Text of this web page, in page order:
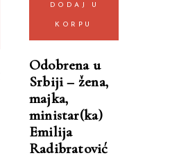
DODAJ U
KORPU
Odobrena u
Srbiji – žena,
majka,
ministar(ka)
Emilija
Radibratović